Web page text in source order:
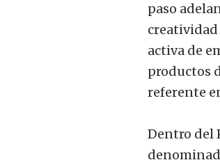
paso
creatividad
activa de
productos
referente
Dentro del